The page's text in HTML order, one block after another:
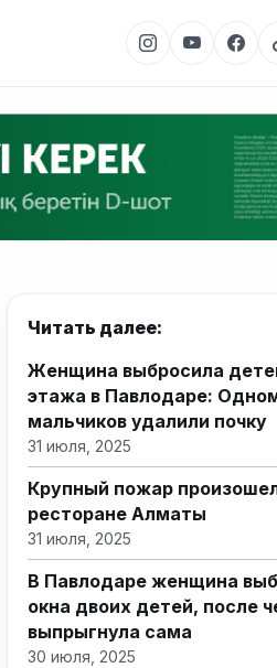
Читать далее:
Женщина выбросила
этажа в Павлодаре:
мальчиков удалили почку
31 июля, 2025
Крупный пожар
ресторане Алматы
31 июля, 2025
В Павлодаре женщина
окна двоих детей, после
выпрыгнула сама
30 июля, 2025